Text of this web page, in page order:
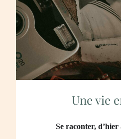
Une vie
Se raconter,